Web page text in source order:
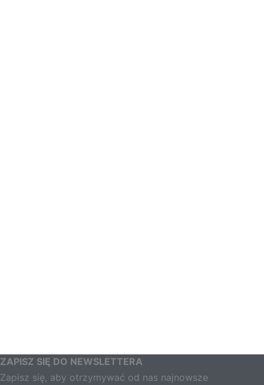
ZAPISZ SIĘ DO NEWSLETTERA
Zapisz się, aby otrzymywać od nas najnowsze